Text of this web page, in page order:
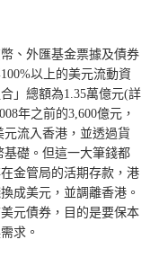
、外匯基金票據及債券
以上的美元流動資
」總額為1.35萬億元(詳
年之前的3,600億元，
元流入香港，並透過貨
基礎。但這一大筆錢都
金管局的活期存款，港
成美元，並調離香港。
元債券，目的是要保本
求。